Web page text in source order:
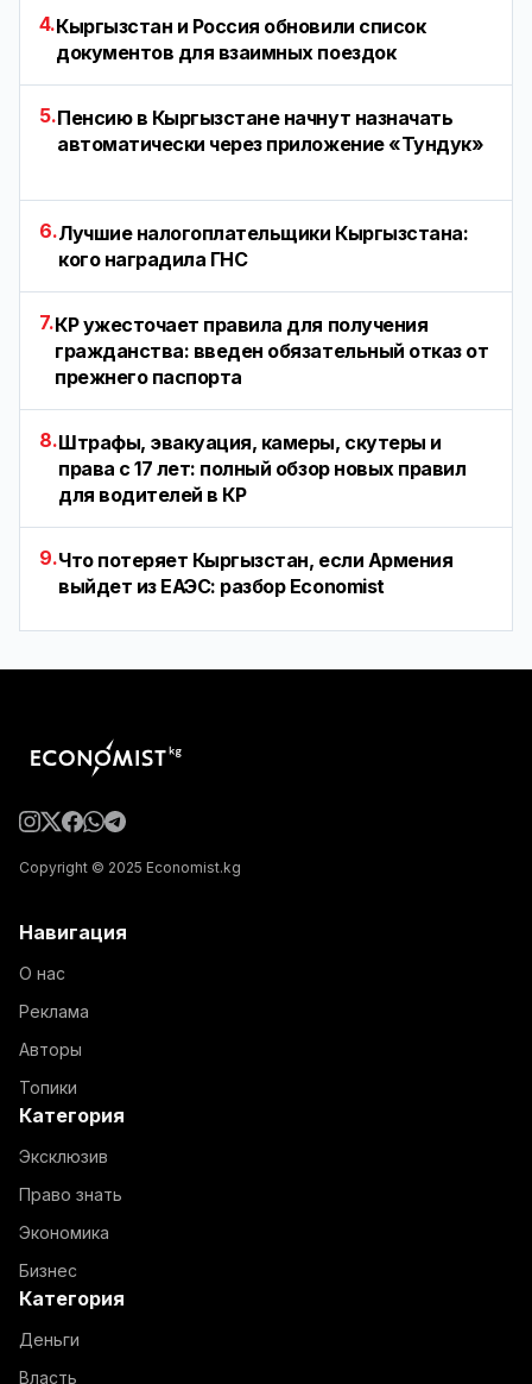
4.Кыргызстан и Россия обновили список
документов для взаимных поездок
5.Пенсию в Кыргызстане начнут назначать
автоматически через приложение «Тундук»
6.Лучшие налогоплательщики Кыргызстана:
кого наградила ГНС
7.КР ужесточает правила для получения
гражданства: введен обязательный отказ от
прежнего паспорта
8.Штрафы, эвакуация, камеры, скутеры и
права с 17 лет: полный обзор новых правил
для водителей в КР
9.Что потеряет Кыргызстан, если Армения
выйдет из ЕАЭС: разбор Economist
Copyright © 2025 Economist.kg
Навигация
О нас
Реклама
Авторы
Топики
Категория
Эксклюзив
Право знать
Экономика
Бизнес
Категория
Деньги
Власть